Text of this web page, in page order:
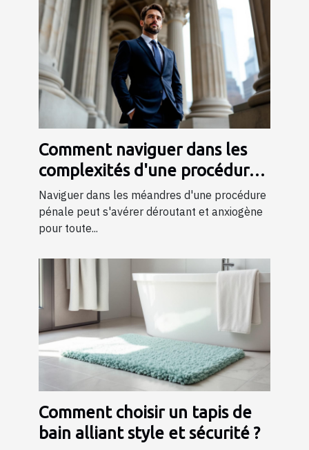
Comment naviguer dans les
complexités d'une procédure
pénale ?
Naviguer dans les méandres d'une procédure
pénale peut s'avérer déroutant et anxiogène
pour toute...
Comment choisir un tapis de
bain alliant style et sécurité ?